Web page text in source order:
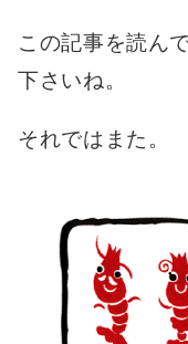
この記事を読ん
下さいね。
それではまた。